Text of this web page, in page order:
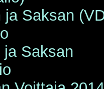
ja Saksan
Saksan